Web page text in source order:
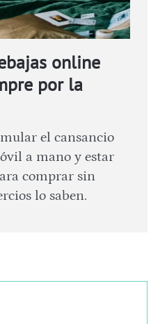
online
por la
el cansancio
a mano y estar
comprar sin
lo saben.